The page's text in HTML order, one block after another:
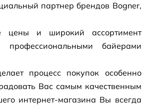
партнер брендов Bogner,
цены и широкий ассортимент
байерами
процесс покупок особенно
Вас самым качественным
интернет-магазина Вы всегда